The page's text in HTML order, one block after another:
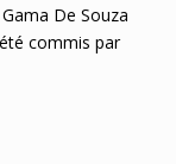
De Souza
commis par